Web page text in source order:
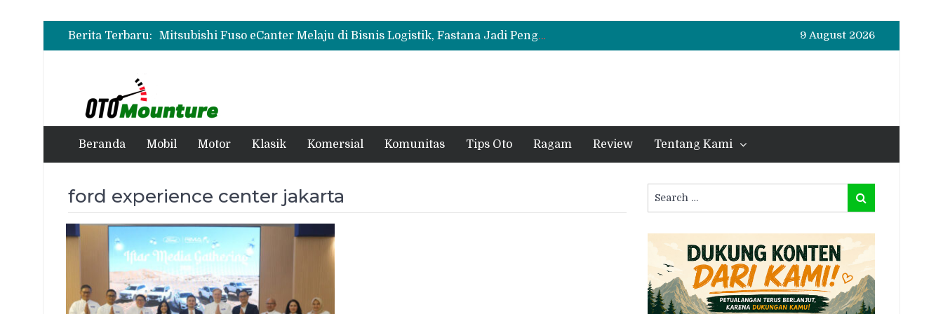
Berita Terbaru:
Mitsubishi Fuso Dorong Armada Minim Downtime lewat VIP Fleet Training 2026
Mitsubishi Fuso eCanter Melaju di Bisnis Logistik, Fastana Jadi Pengguna Baru
Mitsubishi Fuso Perkenalkan Next Generation Zero Down Time di GIIAS 2026
9 August 2026
Beranda Mobil Motor Klasik Komersial Komunitas Tips Oto Ragam Review Tentang Kami
ford experience center jakarta
for:
Search